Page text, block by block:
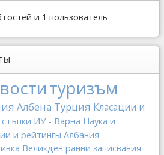
и 1 пользователь
туризъм
Албена Турция Класации и
ИУ - Варна Наука и
и рейтингы Албания
Великден ранни записвания